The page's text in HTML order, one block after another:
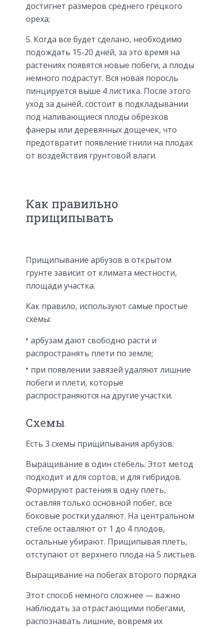
достигнет размеров среднего грецкого
ореха;
5. Когда все будет сделано, необходимо
подождать 15-20 дней, за это время на
растениях появятся новые побеги, а плоды
немного подрастут. Вся новая поросль
пинцируется выше 4 листика. После этого
уход за дыней, состоит в подкладывании
под наливающиеся плоды обрезков
фанеры или деревянных дощечек, что
предотвратит появление гнили на плодах
от воздействия грунтовой влаги.
Как правильно
прищипывать
Прищипывание арбузов в открытом
грунте зависит от климата местности,
площади участка.
Как правило, используют самые простые
схемы:
арбузам дают свободно расти и
распространять плети по земле;
при появлении завязей удаляют лишние
побеги и плети, которые
распространяются на другие участки.
Схемы
Есть 3 схемы прищипывания арбузов:
Выращивание в один стебель. Этот метод
подходит и для сортов, и для гибридов.
Формируют растения в одну плеть,
оставляя только основной побег, все
боковые ростки удаляют. На центральном
стебле оставляют от 1 до 4 плодов,
остальные убирают. Прищипывая плеть,
отступают от верхнего плода на 5 листьев.
Выращивание на побегах второго порядка
Этот способ немного сложнее — важно
наблюдать за отрастающими побегами,
распознавать лишние, вовремя их